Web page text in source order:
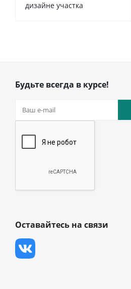
дизайне участка
Будьте всегда в курсе!
Оставайтесь на связи